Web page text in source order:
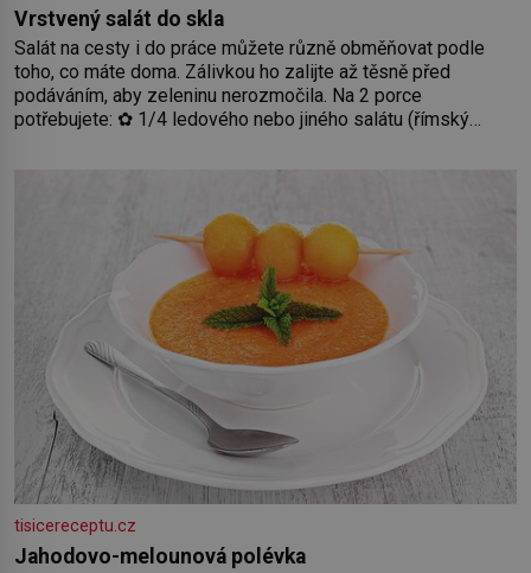
Vrstvený salát do skla
Salát na cesty i do práce můžete různě obměňovat podle
toho, co máte doma. Zálivkou ho zalijte až těsně před
podáváním, aby zeleninu nerozmočila. Na 2 porce
potřebujete: ✿ 1/4 ledového nebo jiného salátu (římský
2 rajčata Zálivka: ✿ 4 lžíce olivového oleje ✿ 1 lžíci citronové
tisicereceptu.cz
Jahodovo-melounová polévka